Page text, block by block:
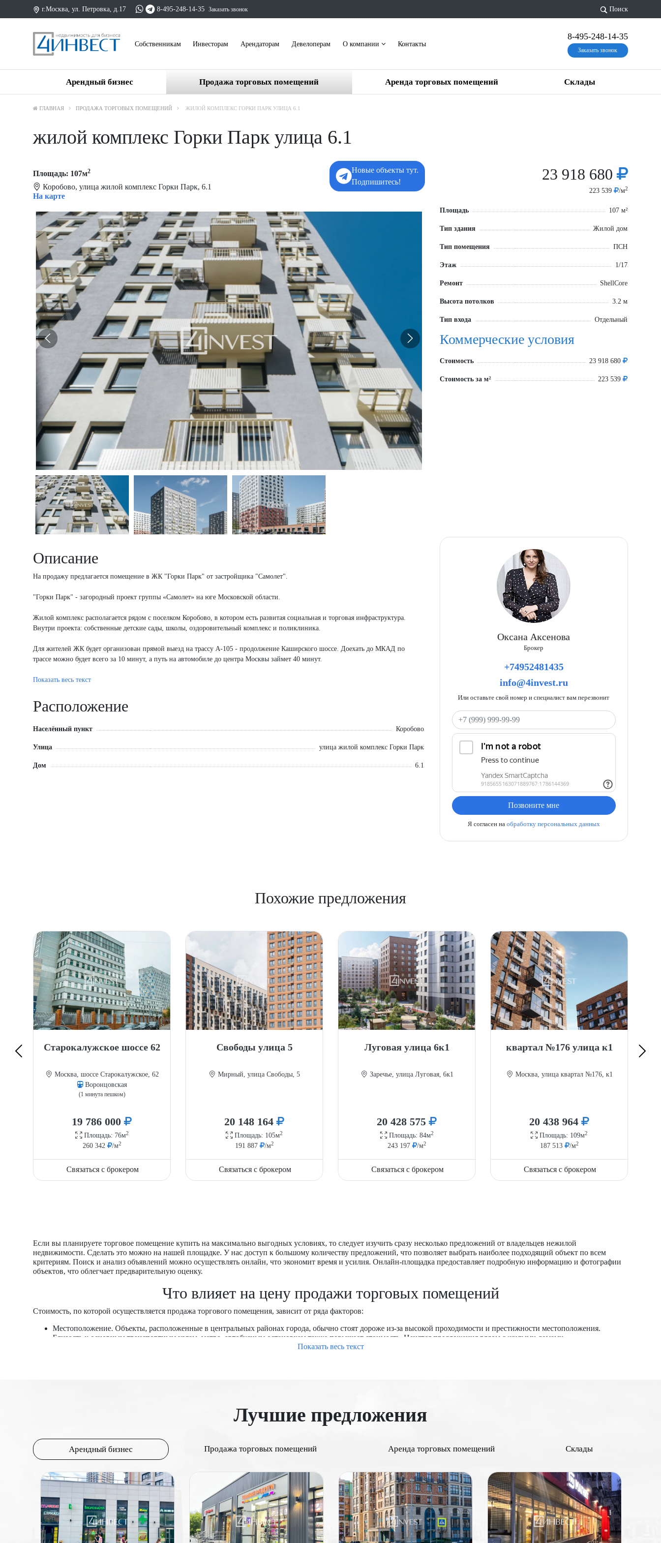
г.Москва, ул. Петровка, д.17 8-495-248-14-35 Заказать звонок Поиск
Cобственникам Инвесторам Арендаторам Девелоперам О компании Контакты
8-495-248-14-35
Заказать звонок
Арендный бизнес Продажа торговых помещений Аренда торговых помещений Склады
ГЛАВНАЯ ПРОДАЖА ТОРГОВЫХ ПОМЕЩЕНИЙ ЖИЛОЙ КОМПЛЕКС ГОРКИ ПАРК УЛИЦА 6.1
жилой комплекс Горки Парк улица 6.1
Площадь: 107м2
Коробово, улица жилой комплекс Горки Парк, 6.1
На карте
Новые объекты тут.
Подпишитесь!
23 918 680
223 539 /м2
Площадь 107 м²
Тип здания Жилой дом
Тип помещения ПСН
Этаж 1/17
Ремонт ShellCore
Высота потолков 3.2 м
Тип входа Отдельный
Коммерческие условия
Стоимость 23 918 680
Стоимость за м² 223 539
Описание
На продажу предлагается помещение в ЖК "Горки Парк" от застройщика "Самолет".
"Горки Парк" - загородный проект группы «Самолет» на юге Московской области.
Жилой комплекс располагается рядом с поселком Коробово, в котором есть развитая социальная и торговая инфраструктура.
Внутри проекта: собственные детские сады, школы, оздоровительный комплекс и поликлиника.
Для жителей ЖК будет организован прямой выезд на трассу А-105 - продолжение Каширского шоссе. Доехать до МКАД по
трассе можно будет всего за 10 минут, а путь на автомобиле до центра Москвы займет 40 минут.
Корпус - 8.2, секция - 1, условный номер - 2. Заселение до 31.07.2026 г.
Общая площадь: 107,34 кв.м.
Показать весь текст
Расположение
Населённый пункт Коробово
Улица улица жилой комплекс Горки Парк
Дом 6.1
Оксана Аксенова
Брокер
+74952481435
info@4invest.ru
Или оставьте свой номер и специалист вам перезвонит
Позвоните мне
Я согласен на обработку персональных данных
Похожие предложения
Старокалужское шоссе 62
Москва, шоссе Старокалужское, 62
Воронцовская
(1 минута пешком)
19 786 000
Площадь: 76м2
260 342 /м2
Связаться с брокером
Свободы улица 5
Мирный, улица Свободы, 5
20 148 164
Площадь: 105м2
191 887 /м2
Связаться с брокером
Луговая улица 6к1
Заречье, улица Луговая, 6к1
20 428 575
Площадь: 84м2
243 197 /м2
Связаться с брокером
квартал №176 улица к1
Москва, улица квартал №176, к1
20 438 964
Площадь: 109м2
187 513 /м2
Связаться с брокером
Если вы планируете торговое помещение купить на максимально выгодных условиях, то следует изучить сразу несколько предложений от владельцев нежилой
недвижимости. Сделать это можно на нашей площадке. У нас доступ к большому количеству предложений, что позволяет выбрать наиболее подходящий объект по всем
критериям. Поиск и анализ объявлений можно осуществлять онлайн, что экономит время и усилия. Онлайн-площадка предоставляет подробную информацию и фотографии
объектов, что облегчает предварительную оценку.
Что влияет на цену продажи торговых помещений
Стоимость, по которой осуществляется продажа торгового помещения, зависит от ряда факторов:
Местоположение. Объекты, расположенные в центральных районах города, обычно стоят дороже из-за высокой проходимости и престижности местоположения.
Близость к основным транспортным узлам, метро, автобусным остановкам также повышает стоимость. Ценятся предложения рядом с жилыми домами.
Коммерческая привлекательность района. Районы с развитыми коммерческими зонами, торговыми центрами и бизнес-кварталами привлекают больше покупателей и
Состояние и оснащение. Новые или недавно отремонтированные помещения с современными коммуникациями и отделкой обычно оцениваются выше. Наличие всех
необходимых коммуникаций (электричество, водоснабжение, отопление, кондиционирование) важно для потенциальных покупателей.
привлекательность объекта.
Арендный доход. Потенциальный доход от аренды является важным фактором. Чем выше доходность объекта, тем выше его рыночная стоимость.
Перспективы развития. Планы по развитию района, строительство новых транспортных линий, торговых центров и других объектов инфраструктуры могут повысить
Цена торговых помещений формируется под влиянием множества факторов, начиная от местоположения и проходимости до состояния объекта и экономических условий.
Понимание этих факторов и их взаимодействия помогает более точно оценить стоимость недвижимости и принять обоснованные решения при покупке или продаже
торговых помещений.
Самые дорогие торговые помещения в Москве
Показать весь текст
Лучшие предложения
Арендный бизнес Продажа торговых помещений Аренда торговых помещений Склады